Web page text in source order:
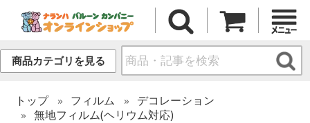
商品カテゴリを見る
トップ フィルム
デコレーション
無地フィルム(ヘリウム対応)